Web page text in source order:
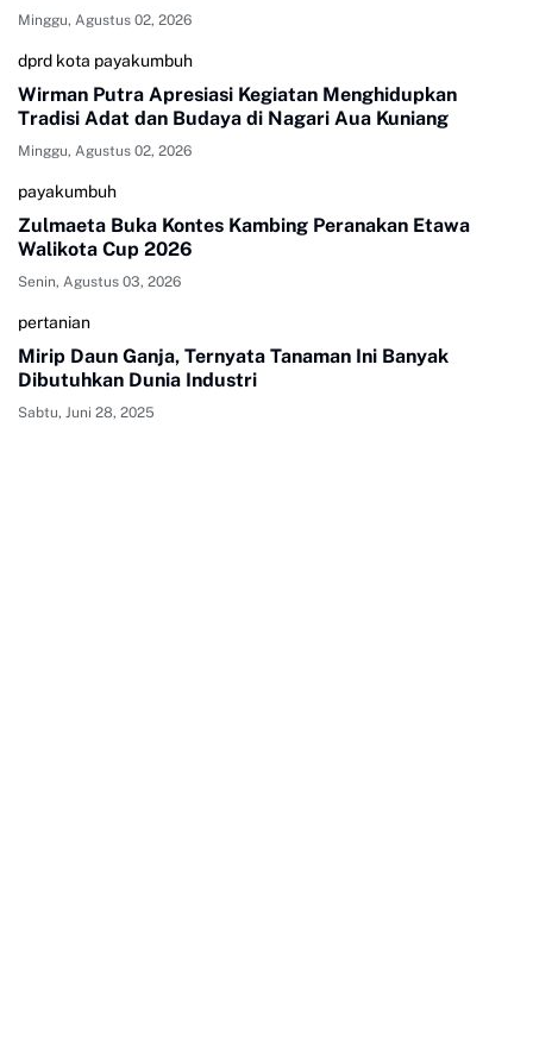
Minggu, Agustus 02, 2026
dprd kota payakumbuh
Wirman Putra Apresiasi Kegiatan Menghidupkan
Tradisi Adat dan Budaya di Nagari Aua Kuniang
Minggu, Agustus 02, 2026
payakumbuh
Zulmaeta Buka Kontes Kambing Peranakan Etawa
Walikota Cup 2026
Senin, Agustus 03, 2026
pertanian
Mirip Daun Ganja, Ternyata Tanaman Ini Banyak
Dibutuhkan Dunia Industri
Sabtu, Juni 28, 2025